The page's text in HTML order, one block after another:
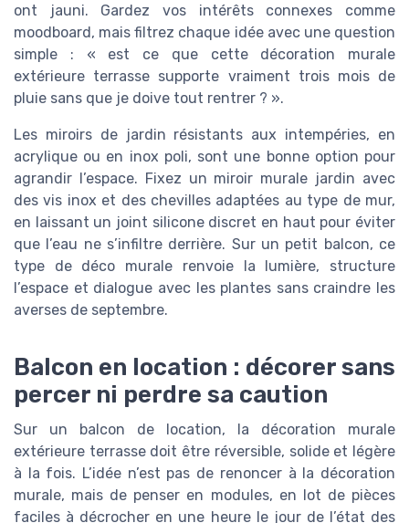
ont jauni. Gardez vos intérêts connexes comme
moodboard, mais filtrez chaque idée avec une question
simple : « est ce que cette décoration murale
extérieure terrasse supporte vraiment trois mois de
pluie sans que je doive tout rentrer ? ».
Les miroirs de jardin résistants aux intempéries, en
acrylique ou en inox poli, sont une bonne option pour
agrandir l’espace. Fixez un miroir murale jardin avec
des vis inox et des chevilles adaptées au type de mur,
en laissant un joint silicone discret en haut pour éviter
que l’eau ne s’infiltre derrière. Sur un petit balcon, ce
type de déco murale renvoie la lumière, structure
l’espace et dialogue avec les plantes sans craindre les
averses de septembre.
Balcon en location : décorer sans
percer ni perdre sa caution
Sur un balcon de location, la décoration murale
extérieure terrasse doit être réversible, solide et légère
à la fois. L’idée n’est pas de renoncer à la décoration
murale, mais de penser en modules, en lot de pièces
faciles à décrocher en une heure le jour de l’état des